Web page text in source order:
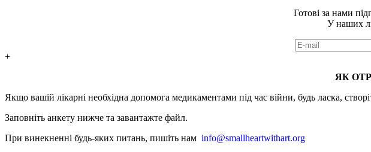
Готові за нами
У наших
+
ЯК
Якщо вашій лікарні необхідна допомога медикаментами під час війни, будь ласка,
Заповніть анкету нижче та завантажте файл.
При винекненні будь-яких питань, пишіть нам info@smallheartwithart.org